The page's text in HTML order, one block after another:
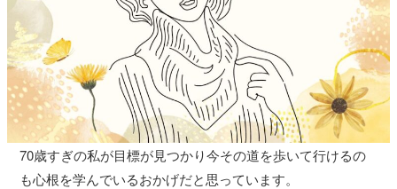
70歳すぎの私が目標が見つかり今その道を歩いて行けるの
も心根を学んでいるおかげだと思っています。